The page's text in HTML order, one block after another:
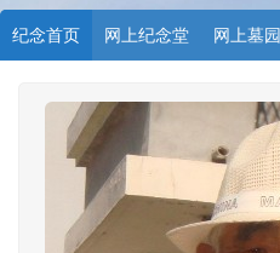
纪念首页 网上纪念堂 网上墓园
许愿祈福